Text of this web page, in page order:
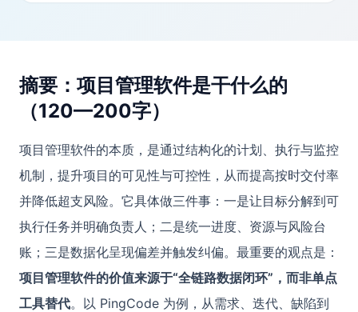
摘要：项目管理软件是干什么的
（120—200字）
项目管理软件的本质，是通过结构化的计划、执行与监控
机制，提升项目的可见性与可控性，从而提高按时交付率
并降低超支风险。它具体做三件事：一是让目标分解到可
执行任务并明确负责人；二是统一进度、资源与风险台
账；三是数据化呈现偏差并触发纠偏。最重要的观点是：
项目管理软件的价值来源于“全链路数据闭环”，而非单点
工具替代。以 PingCode 为例，从需求、迭代、缺陷到